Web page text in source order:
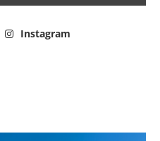
Instagram